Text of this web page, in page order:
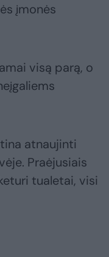
įmonės
visą parą, o
atnaujinti
Praėjusiais
tualetai, visi